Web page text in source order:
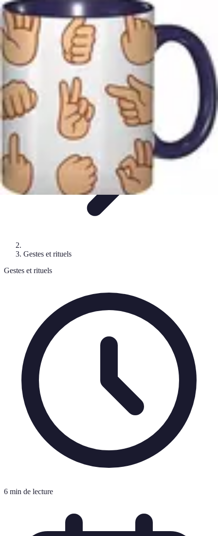
Amour et Cœurs
Relations AmoureusesRelations amoureusesSymbolique et
RituelsTendances Psychologie de l'Amour
Amour et Cœurs
Gestes et rituels
Gestes et rituels
6 min de lecture